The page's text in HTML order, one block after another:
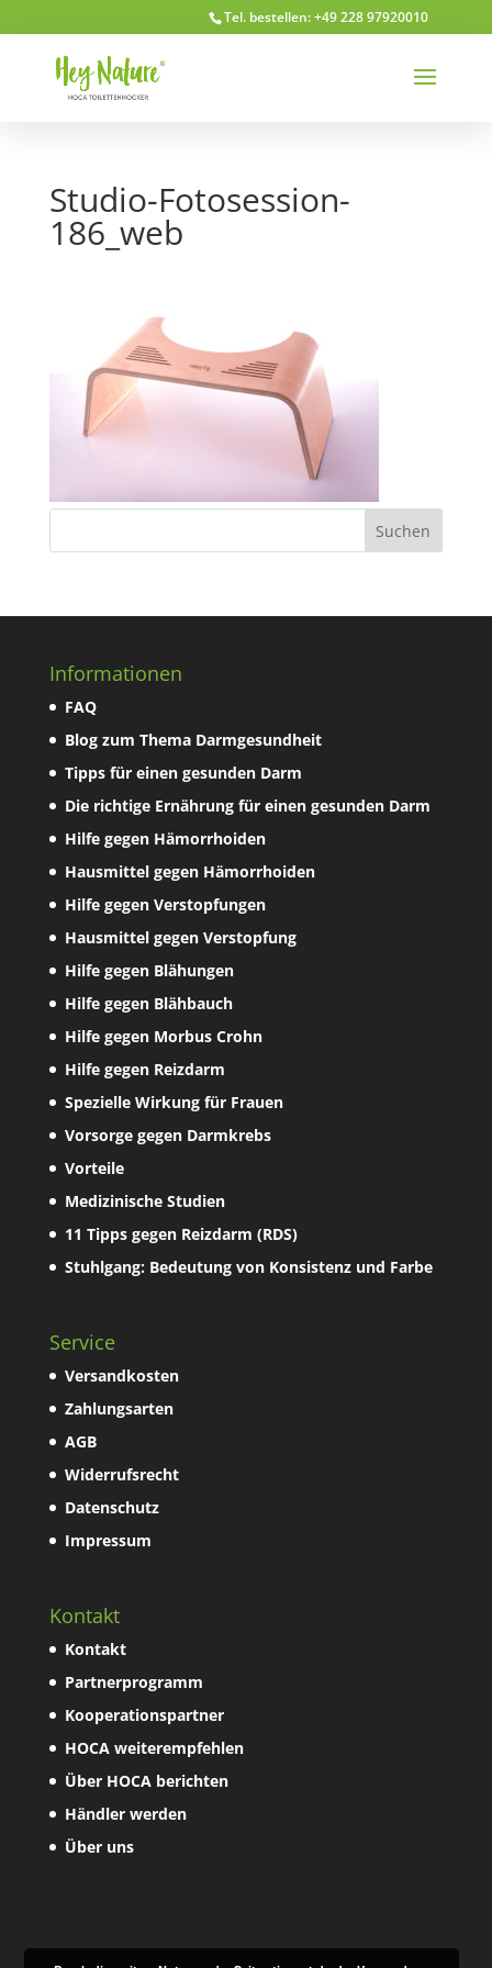
Tel. bestellen: +49 228 97920010
Studio-Fotosession-
186_web
Informationen
FAQ
Blog zum Thema Darmgesundheit
Tipps für einen gesunden Darm
Die richtige Ernährung für einen gesunden Darm
Hilfe gegen Hämorrhoiden
Hausmittel gegen Hämorrhoiden
Hilfe gegen Verstopfungen
Hausmittel gegen Verstopfung
Hilfe gegen Blähungen
Hilfe gegen Blähbauch
Hilfe gegen Morbus Crohn
Hilfe gegen Reizdarm
Spezielle Wirkung für Frauen
Vorsorge gegen Darmkrebs
Vorteile
Medizinische Studien
11 Tipps gegen Reizdarm (RDS)
Stuhlgang: Bedeutung von Konsistenz und Farbe
Service
Versandkosten
Zahlungsarten
AGB
Widerrufsrecht
Datenschutz
Impressum
Kontakt
Kontakt
Partnerprogramm
Kooperationspartner
HOCA weiterempfehlen
Über HOCA berichten
Händler werden
Über uns